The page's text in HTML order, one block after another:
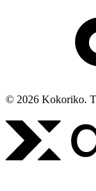
© 2026 Kokoriko.